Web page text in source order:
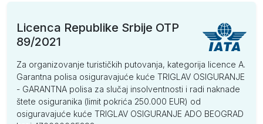
Licenca Republike Srbije OTP
89/2021
Za organizovanje turističkih putovanja, kategorija licence A.
Garantna polisa osiguravajuće kuće TRIGLAV OSIGURANJE
- GARANTNA polisa za slučaj insolventnosti i radi naknade
štete osiguranika (limit pokrića 250.000 EUR) od
osiguravajuće kuće TRIGLAV OSIGURANJE ADO BEOGRAD